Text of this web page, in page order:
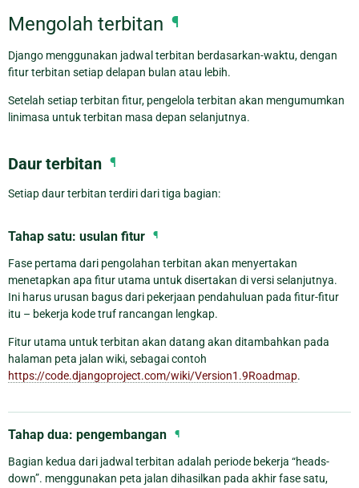
Mengolah terbitan ¶
Django menggunakan jadwal terbitan berdasarkan-waktu, dengan
fitur terbitan setiap delapan bulan atau lebih.
Setelah setiap terbitan fitur, pengelola terbitan akan mengumumkan
linimasa untuk terbitan masa depan selanjutnya.
Daur terbitan ¶
Setiap daur terbitan terdiri dari tiga bagian:
Tahap satu: usulan fitur ¶
Fase pertama dari pengolahan terbitan akan menyertakan
menetapkan apa fitur utama untuk disertakan di versi selanjutnya.
Ini harus urusan bagus dari pekerjaan pendahuluan pada fitur-fitur
itu – bekerja kode truf rancangan lengkap.
Fitur utama untuk terbitan akan datang akan ditambahkan pada
halaman peta jalan wiki, sebagai contoh
https://code.djangoproject.com/wiki/Version1.9Roadmap.
Tahap dua: pengembangan ¶
Bagian kedua dari jadwal terbitan adalah periode bekerja “heads-
down”. menggunakan peta jalan dihasilkan pada akhir fase satu,